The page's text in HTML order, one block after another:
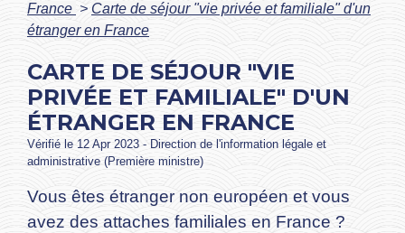
France > Carte de séjour "vie privée et familiale" d'un
étranger en France
CARTE DE SÉJOUR "VIE
PRIVÉE ET FAMILIALE" D'UN
ÉTRANGER EN FRANCE
Vérifié le 12 Apr 2023 - Direction de l'information légale et
administrative (Première ministre)
Vous êtes étranger non européen et vous
avez des attaches familiales en France ?